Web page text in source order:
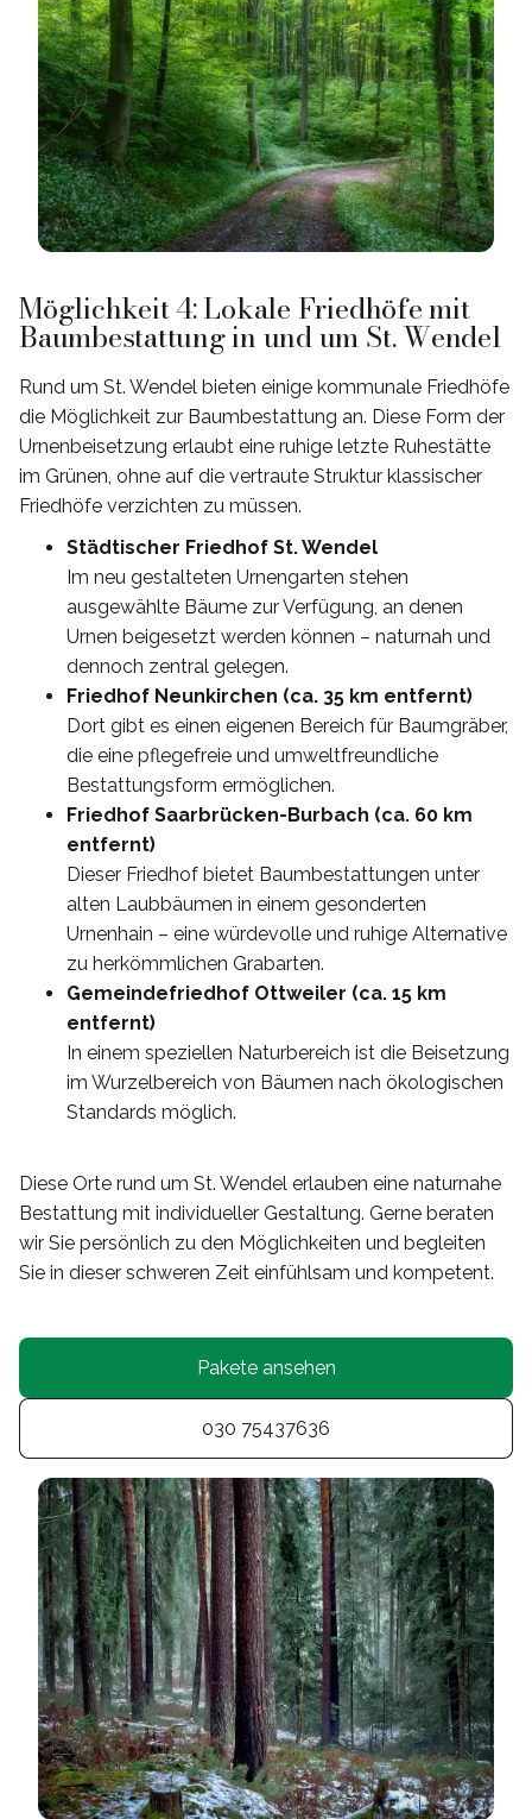
Möglichkeit 4: Lokale Friedhöfe mit
Baumbestattung in und um St. Wendel
Rund um St. Wendel bieten einige kommunale Friedhöfe
die Möglichkeit zur Baumbestattung an. Diese Form der
Urnenbeisetzung erlaubt eine ruhige letzte Ruhestätte
im Grünen, ohne auf die vertraute Struktur klassischer
Friedhöfe verzichten zu müssen.
Städtischer Friedhof St. Wendel
Im neu gestalteten Urnengarten stehen
ausgewählte Bäume zur Verfügung, an denen
Urnen beigesetzt werden können – naturnah und
dennoch zentral gelegen.
Friedhof Neunkirchen (ca. 35 km entfernt)
Dort gibt es einen eigenen Bereich für Baumgräber,
die eine pflegefreie und umweltfreundliche
Bestattungsform ermöglichen.
Friedhof Saarbrücken-Burbach (ca. 60 km
entfernt)
Dieser Friedhof bietet Baumbestattungen unter
alten Laubbäumen in einem gesonderten
Urnenhain – eine würdevolle und ruhige Alternative
zu herkömmlichen Grabarten.
Gemeindefriedhof Ottweiler (ca. 15 km
entfernt)
In einem speziellen Naturbereich ist die Beisetzung
im Wurzelbereich von Bäumen nach ökologischen
Standards möglich.
Diese Orte rund um St. Wendel erlauben eine naturnahe
Bestattung mit individueller Gestaltung. Gerne beraten
wir Sie persönlich zu den Möglichkeiten und begleiten
Sie in dieser schweren Zeit einfühlsam und kompetent.
Pakete ansehen
030 75437636